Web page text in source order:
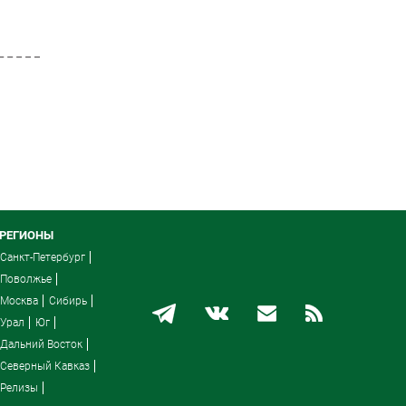
РЕГИОНЫ
Санкт-Петербург
Поволжье
Москва
Сибирь
Урал
Юг
Дальний Восток
Северный Кавказ
Релизы